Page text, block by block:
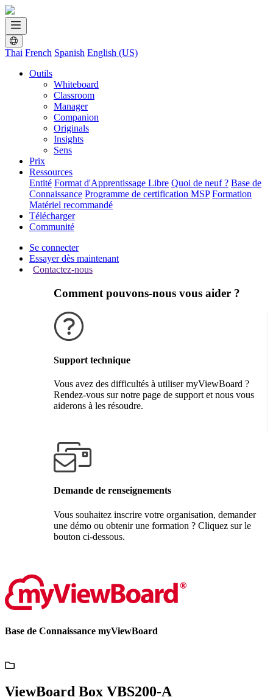
Thai French Spanish English (US)
Outils
Whiteboard
Classroom
Manager
Companion
Originals
Insights
Sens
Prix
Ressources
Entité Format d'Apprentissage Libre Quoi de neuf ? Base de
Connaissance Programme de certification MSP Formation
Matériel recommandé
Télécharger
Communité
Se connecter
Essayer dès maintenant
Contactez-nous
Comment pouvons-nous vous aider ?
Support technique
Vous avez des difficultés à utiliser myViewBoard ?
Rendez-vous sur notre page de support et nous vous
aiderons à les résoudre.
Demande de renseignements
Vous souhaitez inscrire votre organisation, demander
une démo ou obtenir une formation ? Cliquez sur le
bouton ci-dessous.
Base de Connaissance myViewBoard
ViewBoard Box VBS200-A